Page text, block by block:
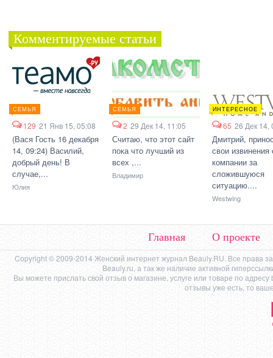
Комментируемые статьи
СЕМЬЯ
129 21 Янв 15, 05:08
(Вася Гость 16 декабря
14, 09:24) Василий,
добрый день! В
случае,...
Юлия
СЕМЬЯ
2 29 Дек 14, 11:05
Считаю, что этот сайт
пока что лучший из
всех ,...
Владимир
ИНТЕРЕСНОЕ
65 26 Дек 14,
Дмитрий,
свои извинения
компании за
сложившуюся
ситуацию....
Westwing
Главная О проекте
Copyright © 2009-2014 Женский интернет журнал Beauly.RU. Все права
Beauly.ru, а так же наличие активной
Вы можете прислать свой отзыв о магазине, услуге или товаре по адресу
отзывы уже есть, то